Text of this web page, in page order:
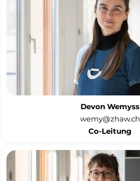
Devon Wemyss
wemy@zhaw.ch
Co-Leitung